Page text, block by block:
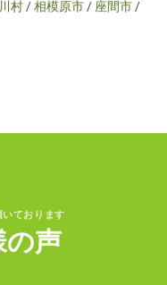
村/相模原市/ 座間市/
ております
の声